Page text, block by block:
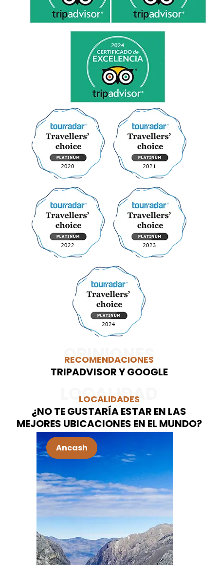
OPINIONES
RECOMENDACIONES
TRIPADVISOR Y GOOGLE
LOCALIDAD
LOCALIDADES
¿NO TE GUSTARÍA ESTAR EN LAS
MEJORES UBICACIONES EN EL MUNDO?
Arequipa